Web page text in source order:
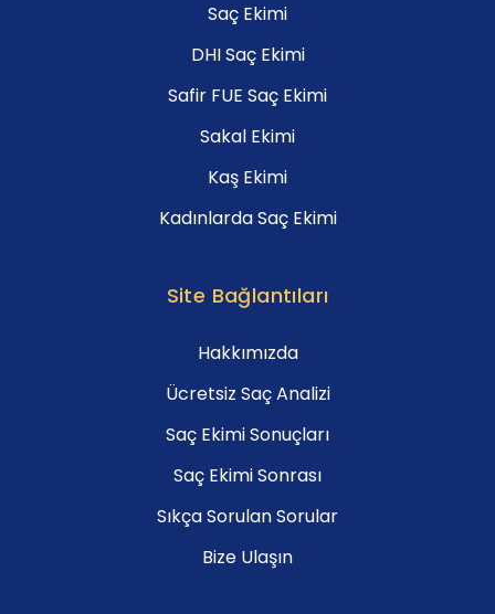
Saç Ekimi
DHI Saç Ekimi
Safir FUE Saç Ekimi
Sakal Ekimi
Kaş Ekimi
Kadınlarda Saç Ekimi
Site Bağlantıları
Hakkımızda
Ücretsiz Saç Analizi
Saç Ekimi Sonuçları
Saç Ekimi Sonrası
Sıkça Sorulan Sorular
Bize Ulaşın